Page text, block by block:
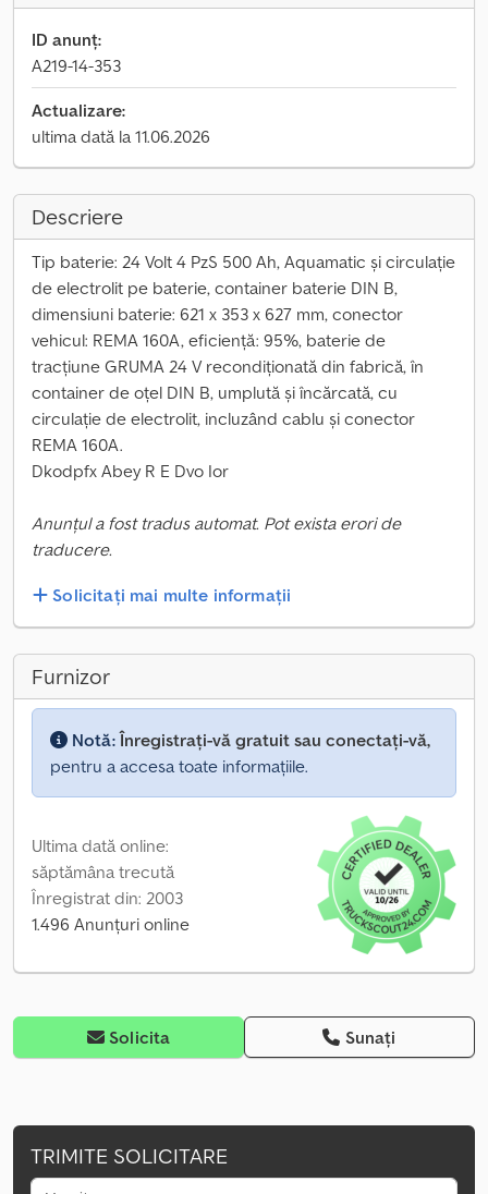
ID anunț:
A219-14-353
Actualizare:
ultima dată la 11.06.2026
Descriere
Tip baterie: 24 Volt 4 PzS 500 Ah, Aquamatic și circulație
de electrolit pe baterie, container baterie DIN B,
dimensiuni baterie: 621 x 353 x 627 mm, conector
vehicul: REMA 160A, eficiență: 95%, baterie de
tracțiune GRUMA 24 V recondiționată din fabrică, în
container de oțel DIN B, umplută și încărcată, cu
circulație de electrolit, incluzând cablu și conector
REMA 160A.
Dkodpfx Abey R E Dvo Ior
Anunțul a fost tradus automat. Pot exista erori de
traducere.
Solicitați mai multe informații
Furnizor
Notă:Înregistrați-vă gratuit sau conectați-vă,
pentru a accesa toate informațiile.
Ultima dată online:
săptămâna trecută
Înregistrat din: 2003
1.496 Anunțuri online
Solicita Sunați
TRIMITE SOLICITARE